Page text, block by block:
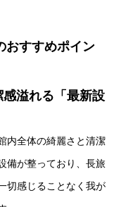
おすすめポイン
溢れる「最新設
内全体の綺麗さと清潔
備が整っており、長旅
切感じることなく我が